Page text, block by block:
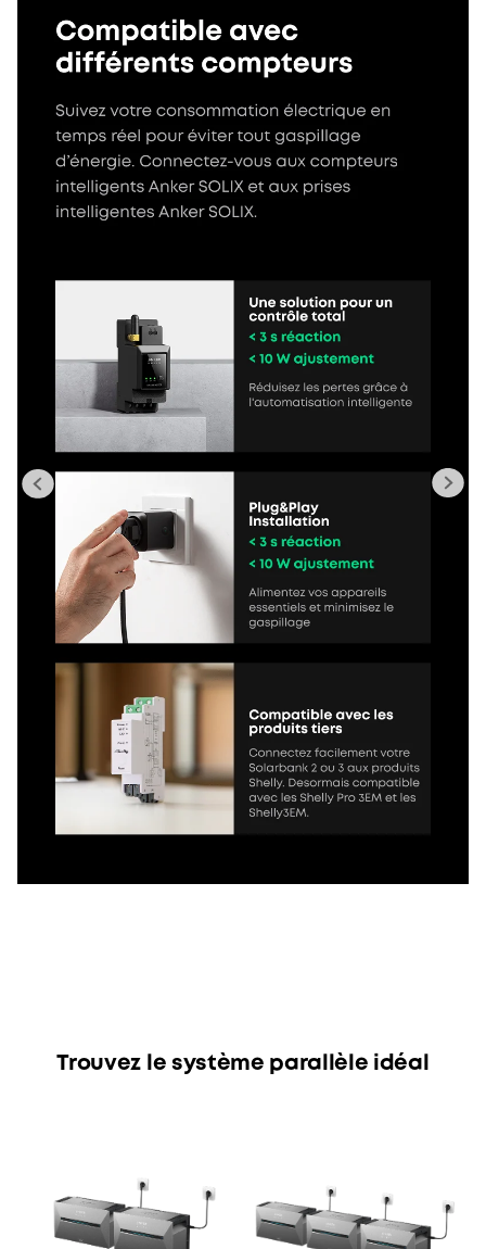
Trouvez le système parallèle idéal